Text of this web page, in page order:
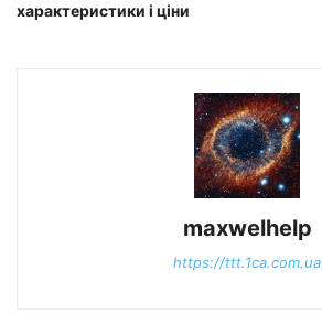
характеристики і ціни
maxwelhelp
https://ttt.1ca.com.ua